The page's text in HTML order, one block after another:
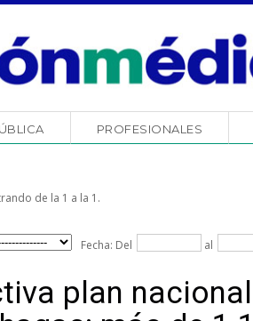
PROFESIONALES
de la 1 a la 1.
Fecha: Del al
plan